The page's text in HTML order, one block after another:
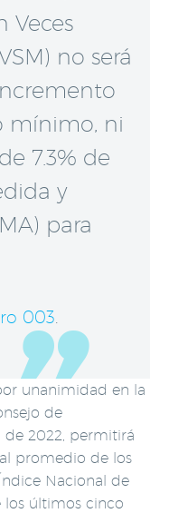
Veces
no será
mínimo, ni
7.3% de
y
para
003
unanimidad en la
de
de 2022, permitirá
promedio de los
Nacional de
los últimos cinco